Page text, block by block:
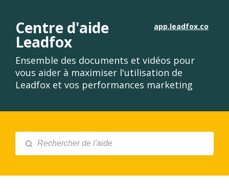
app.leadfox.co
Centre d'aide
Leadfox
Ensemble des documents et vidéos pour
vous aider à maximiser l'utilisation de
Leadfox et vos performances marketing